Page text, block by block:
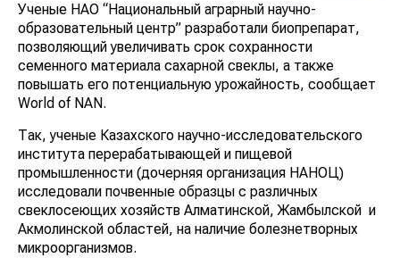
Ученые НАО “Национальный аграрный научно-
образовательный центр” разработали биопрепарат,
позволяющий увеличивать срок сохранности
семенного материала сахарной свеклы, а также
повышать его потенциальную урожайность, сообщает
World of NAN.
Так, ученые Казахского научно-исследовательского
института перерабатывающей и пищевой
промышленности (дочерняя организация НАНОЦ)
исследовали почвенные образцы с различных
свеклосеющих хозяйств Алматинской, Жамбылской и
Акмолинской областей, на наличие болезнетворных
микроорганизмов.